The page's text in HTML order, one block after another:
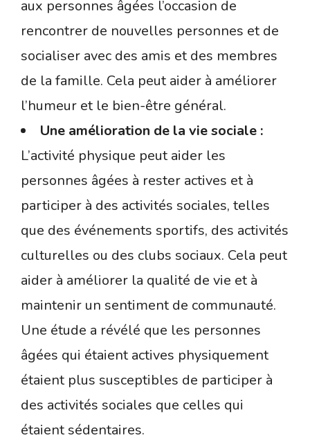
aux personnes âgées l’occasion de
rencontrer de nouvelles personnes et de
socialiser avec des amis et des membres
de la famille. Cela peut aider à améliorer
l’humeur et le bien-être général.
Une amélioration de la vie sociale :
L’activité physique peut aider les
personnes âgées à rester actives et à
participer à des activités sociales, telles
que des événements sportifs, des activités
culturelles ou des clubs sociaux. Cela peut
aider à améliorer la qualité de vie et à
maintenir un sentiment de communauté.
Une étude a révélé que les personnes
âgées qui étaient actives physiquement
étaient plus susceptibles de participer à
des activités sociales que celles qui
étaient sédentaires.